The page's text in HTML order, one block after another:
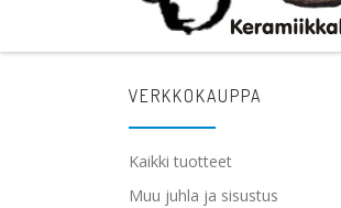
VERKKOKAUPPA
Kaikki tuotteet
Muu juhla ja sisustus